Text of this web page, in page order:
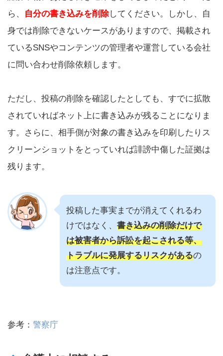
ら、
自分の書き込みを削除してください。しかし、自
身では削除できないケースがありますので、掲載され
ているSNSやコンテンツの管理者や運営している会社
に問い合わせ削除依頼します。
ただし、投稿の削除を確認したとしても、すでに拡散
されていればネット上に書き込みが残ることになりま
す。さらに、相手側が対象の書き込みを印刷したりス
クリーンショットをとっていれば誹謗中傷した証拠は
残ります。
投稿した事実までが消えてくれるわ
けではなく、 書き込みの削除だけで
は被害者から訴訟を起こされる等、
トラブルに発展するリスクがあるの
は注意点です。
参考： 警察庁